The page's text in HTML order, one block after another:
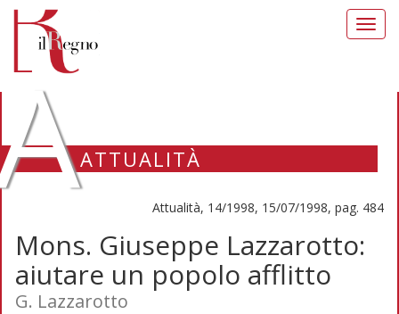
ATTUALITÀ
Attualità, 14/1998, 15/07/1998, pag. 484
Mons. Giuseppe Lazzarotto:
aiutare un popolo afflitto
G. Lazzarotto